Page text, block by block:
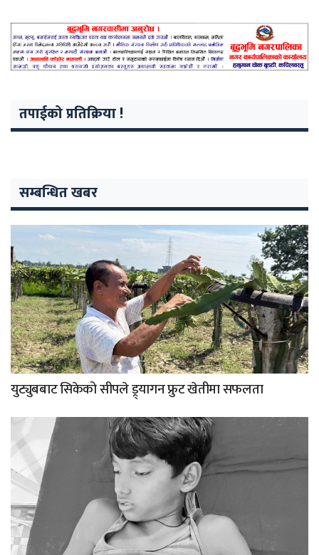
तपाईको प्रतिक्रिया !
सम्बन्धित खबर
युट्युबबाट सिकेको सीपले ड्र्यागन फ्रुट खेतीमा सफलता